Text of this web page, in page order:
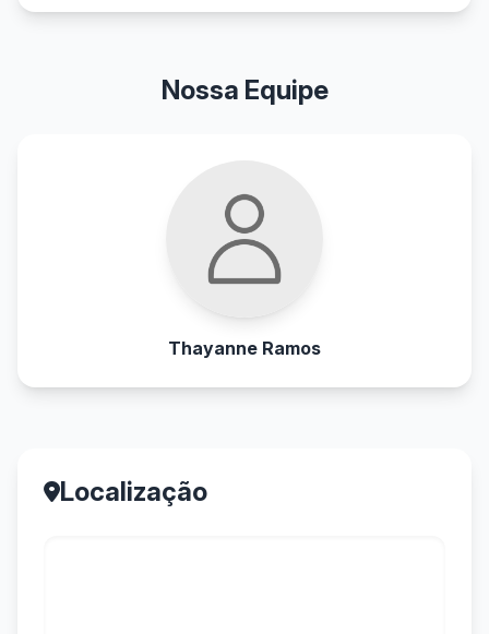
Nossa Equipe
Thayanne Ramos
Localização